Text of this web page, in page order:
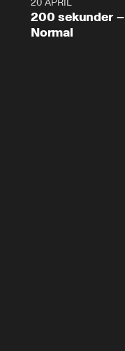
200 sekunder –
Normal